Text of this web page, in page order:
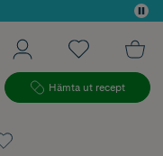
Hämta ut recept